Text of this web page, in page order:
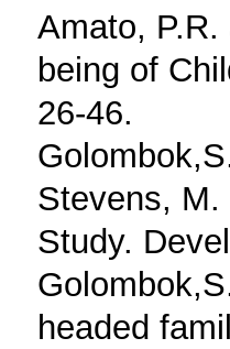
Amato,
being of
26-46.
Stevens, M.
Study.
headed